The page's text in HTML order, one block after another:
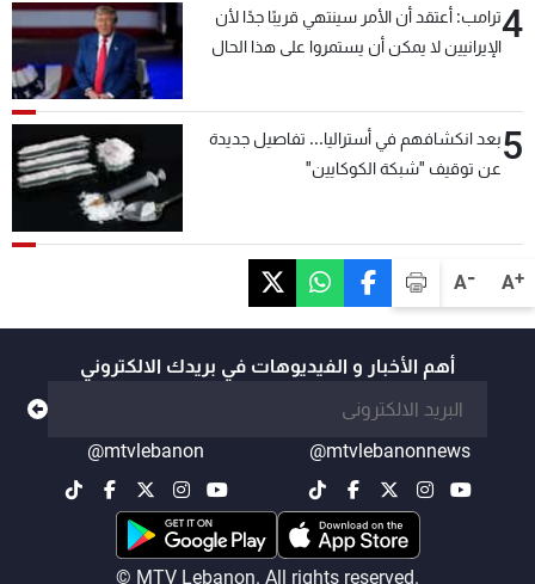
A+
A-
4ترامب: أعتقد أن الأمر سينتهي قريبًا جدًا لأن
الإيرانيين لا يمكن أن يستمروا على هذا الحال
5بعد انكشافهم في أستراليا... تفاصيل جديدة
عن توقيف "شبكة الكوكايين"
أهم الأخبار و الفيديوهات في بريدك الالكتروني
@mtvlebanonnews
@mtvlebanon
© MTV Lebanon. All rights reserved.